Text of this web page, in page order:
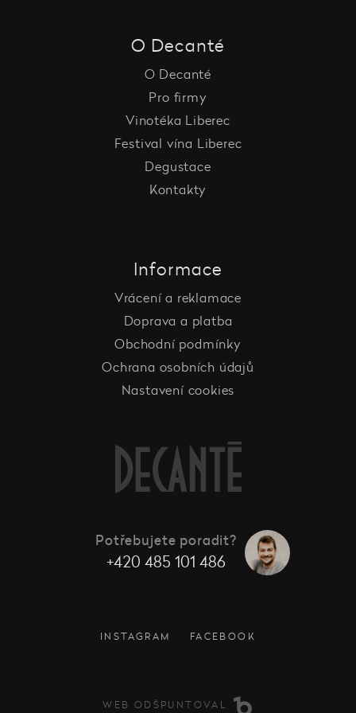
O Decanté
O Decanté
Pro firmy
Vinotéka Liberec
Festival vína Liberec
Degustace
Kontakty
Informace
Vrácení a reklamace
Doprava a platba
Obchodní podmínky
Ochrana osobních údajů
Nastavení cookies
Potřebujete poradit?
+420 485 101 486
INSTAGRAM FACEBOOK
WEB ODŠPUNTOVAL